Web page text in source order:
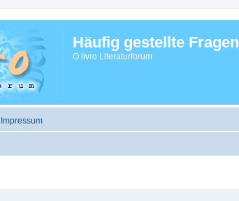
Häufig gestellte Fragen
O livro Literaturforum
Impressum